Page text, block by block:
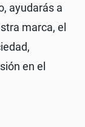
ayudarás a
marca, el
en el